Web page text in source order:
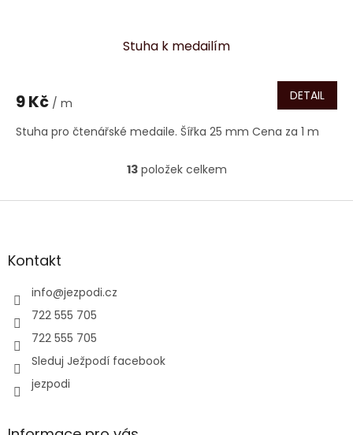
Stuha k medailím
9 Kč / m DETAIL
Stuha pro čtenářské medaile. Šířka 25 mm Cena za 1 m
O
l
13položek celkem
Z
aKontakt
info@jezpodi.cz
722 555 705
722 555 705
Sleduj Ježpodí facebook
jezpodi